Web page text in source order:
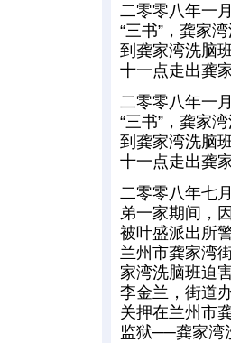
二零零八年一
“三书”，龚家
到龚家湾洗脑
十一点走出龚
二零零八年一
“三书”，龚家
到龚家湾洗脑
十一点走出龚
二零零八年七
弟一家期间，
被叶盛派出所
兰州市龚家湾
家湾洗脑班迫
李金兰，街道
关押在兰州市
监狱──龚家湾